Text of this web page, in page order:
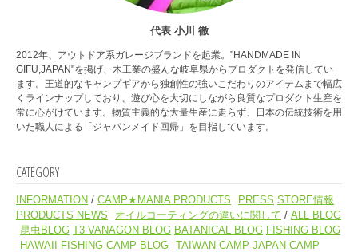
代表 小川 徹
2012年、アウトドア系ガレージブランドを起業。"HANDMADE IN
GIFU,JAPAN"を掲げ、木工業の盛んな岐阜県からプロダクトを発信してい
ます。王道的なキャンプギアから独創性の強いこだわりのアイテムまで幅広
くラインナップしており、遊び心を大切にしながら良質なプロダクト生産を
常に心がけています。物質主義的な大量生産に走らず、日本の伝統技術を用
いた職人による「ジャパンメイド回帰」を目指しています。
CATEGORY
INFORMATION CAMP★MANIA PRODUCTS PRESS STORE情報
PRODUCTS NEWS
オイルコーティングの違いに関して
ALL BLOG
昆虫BLOG T3 VANAGON BLOG BATANICAL BLOG FISHING BLOG
HAWAII FISHING CAMP BLOG TAIWAN CAMP JAPAN CAMP